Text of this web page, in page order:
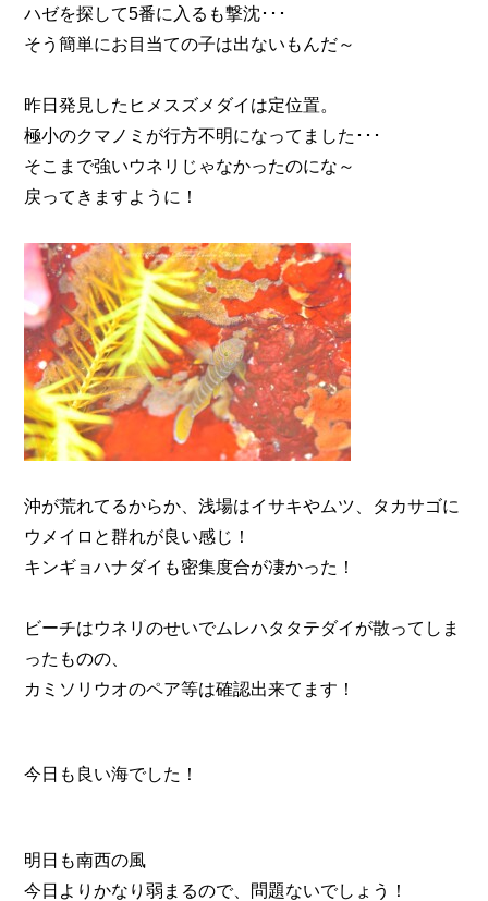
ハゼを探して5番に入るも撃沈･･･
そう簡単にお目当ての子は出ないもんだ～
昨日発見したヒメスズメダイは定位置。
極小のクマノミが行方不明になってました･･･
そこまで強いウネリじゃなかったのにな～
戻ってきますように！
沖が荒れてるからか、浅場はイサキやムツ、タカサゴに
ウメイロと群れが良い感じ！
キンギョハナダイも密集度合が凄かった！
ビーチはウネリのせいでムレハタタテダイが散ってしま
ったものの、
カミソリウオのペア等は確認出来てます！
今日も良い海でした！
明日も南西の風
今日よりかなり弱まるので、問題ないでしょう！